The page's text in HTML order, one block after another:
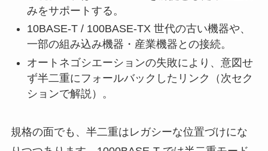
みをサポートする。
10BASE-T / 100BASE-TX 世代の古い機器や、
一部の組み込み機器・産業機器との接続。
オートネゴシエーションの失敗により、意図せ
ず半二重にフォールバックしたリンク（次セク
ションで解説）。
規格の面でも、半二重はレガシーな位置づけにな